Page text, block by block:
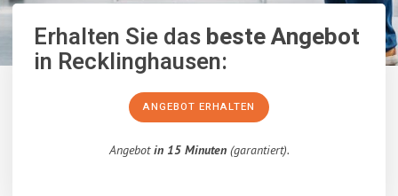
Erhalten Sie dasbeste Angebot
in Recklinghausen:
ANGEBOT ERHALTEN
Angebotin 15 Minuten(garantiert).